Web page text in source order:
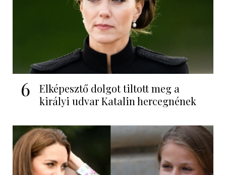
6
Elképesztő dolgot tiltott meg a
királyi udvar Katalin hercegnének